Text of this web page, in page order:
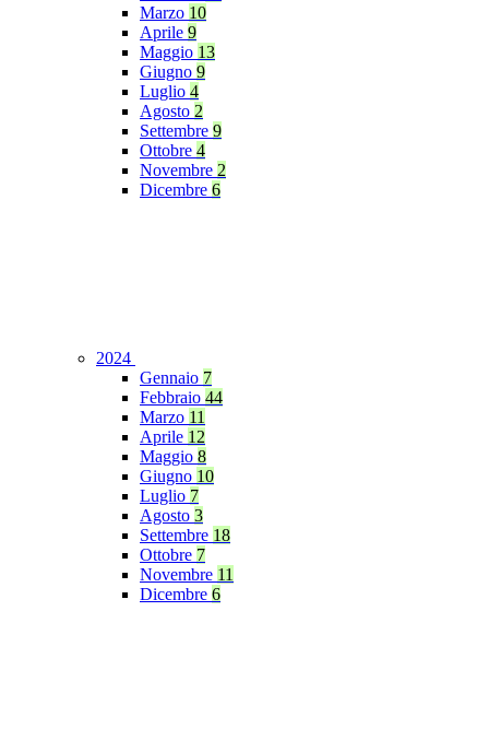
Marzo 10
Aprile 9
Maggio 13
Giugno 9
Luglio 4
Agosto 2
Settembre 9
Ottobre 4
Novembre 2
Dicembre 6
2024
Gennaio 7
Febbraio 44
Marzo 11
Aprile 12
Maggio 8
Giugno 10
Luglio 7
Agosto 3
Settembre 18
Ottobre 7
Novembre 11
Dicembre 6